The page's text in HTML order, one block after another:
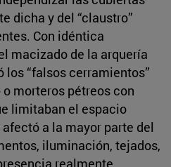
dicha y del “claustro”
Con idéntica
macizado de la arquería
los “falsos cerramientos”
morteros pétreos con
limitaban el espacio
a la mayor parte del
iluminación, tejados,
realmente